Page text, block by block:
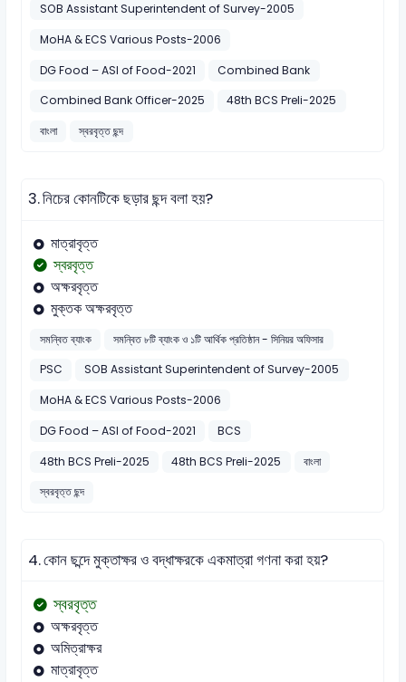
SOB Assistant Superintendent of Survey-2005
MoHA & ECS Various Posts-2006
DG Food – ASI of Food-2021
Combined Bank
Combined Bank Officer-2025
48th BCS Preli-2025
বাংলা
স্বরবৃত্ত ছন্দ
3.নিচের কোনটিকে ছড়ার ছন্দ বলা হয়?
মাত্রাবৃত্ত
স্বরবৃত্ত
অক্ষরবৃত্ত
মুক্তক অক্ষরবৃত্ত
সমন্বিত ব্যাংক
সমন্বিত ৮টি ব্যাংক ও ১টি আর্থিক প্রতিষ্ঠান - সিনিয়র অফিসার
PSC
SOB Assistant Superintendent of Survey-2005
MoHA & ECS Various Posts-2006
DG Food – ASI of Food-2021
BCS
48th BCS Preli-2025
48th BCS Preli-2025
বাংলা
স্বরবৃত্ত ছন্দ
4.কোন ছন্দে মুক্তাক্ষর ও বদ্ধাক্ষরকে একমাত্রা গণনা করা হয়?
স্বরবৃত্ত
অক্ষরবৃত্ত
অমিত্রাক্ষর
মাত্রাবৃত্ত